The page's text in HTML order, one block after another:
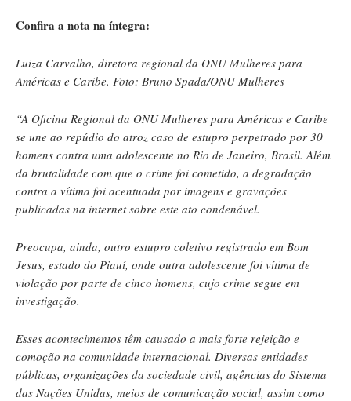
Confira a nota na íntegra:
Luiza Carvalho, diretora regional da ONU Mulheres para
Américas e Caribe. Foto: Bruno Spada/ONU Mulheres
“A Oficina Regional da ONU Mulheres para Américas e Caribe
se une ao repúdio do atroz caso de estupro perpetrado por 30
homens contra uma adolescente no Rio de Janeiro, Brasil. Além
da brutalidade com que o crime foi cometido, a degradação
contra a vítima foi acentuada por imagens e gravações
publicadas na internet sobre este ato condenável.
Preocupa, ainda, outro estupro coletivo registrado em Bom
Jesus, estado do Piauí, onde outra adolescente foi vítima de
violação por parte de cinco homens, cujo crime segue em
investigação.
Esses acontecimentos têm causado a mais forte rejeição e
comoção na comunidade internacional. Diversas entidades
públicas, organizações da sociedade civil, agências do Sistema
das Nações Unidas, meios de comunicação social, assim como